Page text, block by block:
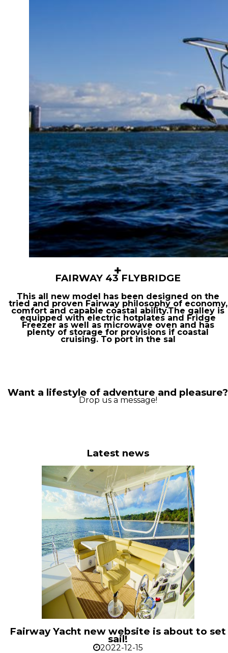
FAIRWAY 43 FLYBRIDGE
This all new model has been designed on the
tried and proven Fairway philosophy of economy,
comfort and capable coastal ability.The galley is
equipped with electric hotplates and Fridge
Freezer as well as microwave oven and has
plenty of storage for provisions if coastal
cruising. To port in the sal
Want a lifestyle of adventure and pleasure?
Drop us a message!
Latest news
Fairway Yacht new website is about to set
sail!
2022-12-15